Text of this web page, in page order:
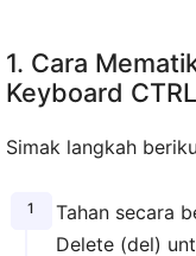
1. Cara
Keyboard
Simak langkah
Tahan secara
Delete (del)